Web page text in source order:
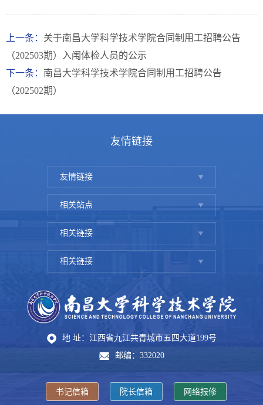
上一条： 关于南昌大学科学技术学院合同制用工招聘公告
（202503期）入闱体检人员的公示
下一条： 南昌大学科学技术学院合同制用工招聘公告
（202502期）
友情链接
友情链接
相关站点
相关链接
相关链接
地 址：江西省九江共青城市五四大道199号
邮编：332020
书记信箱 院长信箱 网络报修